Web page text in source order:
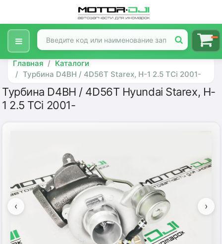
Главная
Каталоги
Турбина D4BH / 4D56T Starex, H-1 2.5 TCi 2001-
Турбина D4BH / 4D56T Hyundai Starex, H-
1 2.5 TCi 2001-
‹ ›